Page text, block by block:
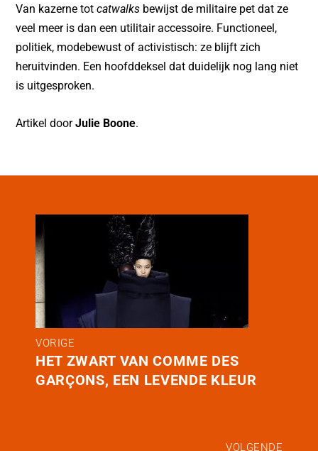
Van kazerne totcatwalks bewijst de militaire pet dat ze
veel meer is dan een utilitair accessoire. Functioneel,
politiek, modebewust of activistisch: ze blijft zich
heruitvinden. Een hoofddeksel dat duidelijk nog lang niet
is uitgesproken.
Artikel doorJulie Boone.
VORIGE
HET ZWART VAN COMME DES
GARÇONS, EEN LEVENDE KLEUR
VOLGENDE